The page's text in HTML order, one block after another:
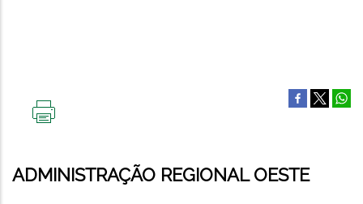
ADMINISTRAÇÃO REGIONAL OESTE